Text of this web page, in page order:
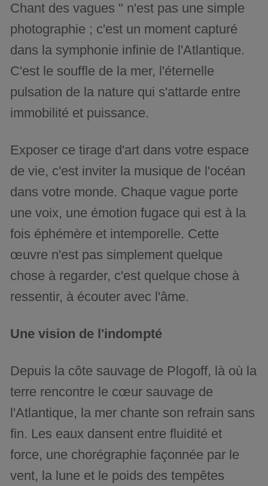
Chant des vagues " n'est pas une simple
photographie ; c'est un moment capturé
dans la symphonie infinie de l'Atlantique.
C'est le souffle de la mer, l'éternelle
pulsation de la nature qui s'attarde entre
immobilité et puissance.
Exposer ce tirage d'art dans votre espace
de vie, c'est inviter la musique de l'océan
dans votre monde. Chaque vague porte
une voix, une émotion fugace qui est à la
fois éphémère et intemporelle. Cette
œuvre n'est pas simplement quelque
chose à regarder, c'est quelque chose à
ressentir, à écouter avec l'âme.
Une vision de l'indompté
Depuis la côte sauvage de Plogoff, là où la
terre rencontre le cœur sauvage de
l'Atlantique, la mer chante son refrain sans
fin. Les eaux dansent entre fluidité et
force, une chorégraphie façonnée par le
vent, la lune et le poids des tempêtes